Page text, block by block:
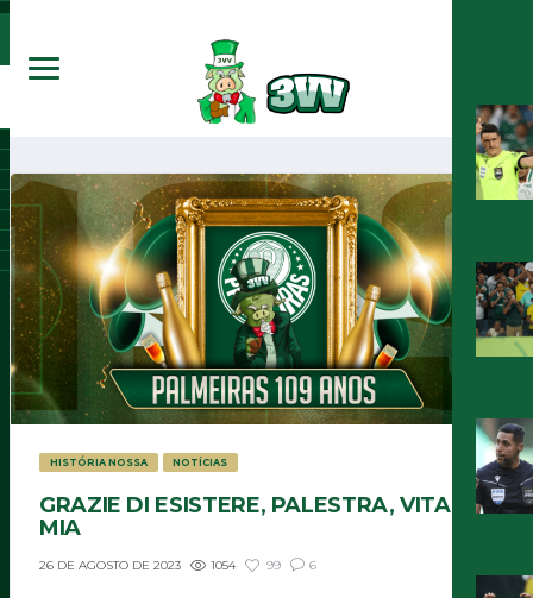
HISTÓRIA NOSSA NOTÍCIAS
GRAZIE DI ESISTERE, PALESTRA, VITA
MIA
26 DE AGOSTO DE 2023 1054 99 6